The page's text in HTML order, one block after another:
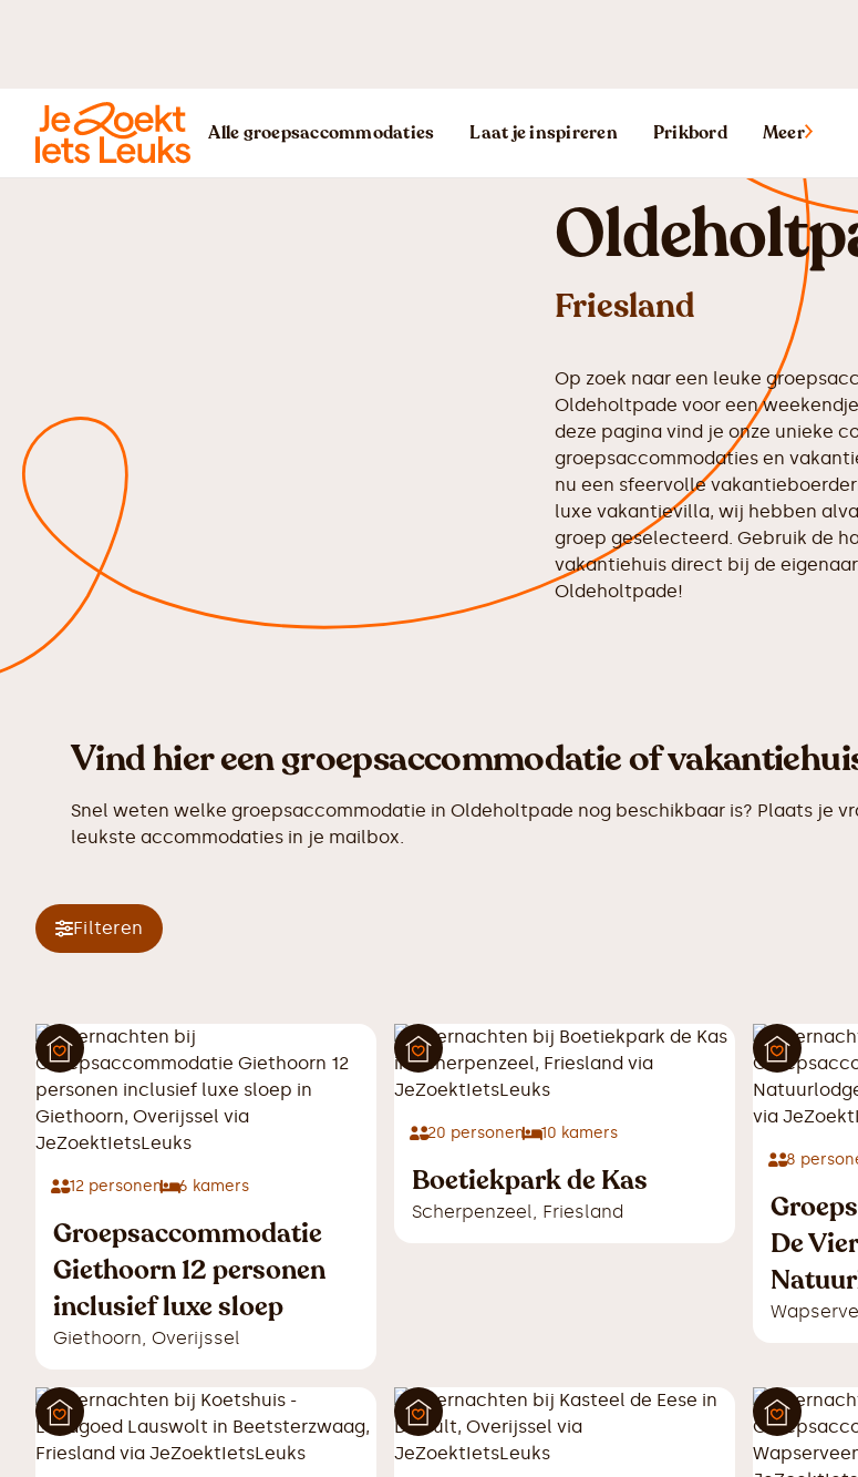
Alle groepsaccommodaties Laat je inspireren Prikbord Meer
Friesland
Op zoek naar een leuke
Oldeholtpade voor een
deze pagina vind je onze unieke
groepsaccommodaties en
nu een sfeervolle
luxe vakantievilla, wij hebben
groep geselecteerd. Gebruik de
vakantiehuis direct bij de
Oldeholtpade!
Vind hier een groepsaccommodatie of
Snel weten welke groepsaccommodatie in Oldeholtpade nog beschikbaar is? Plaats je
leukste accommodaties in je mailbox.
Filteren
12 personen 6 kamers
Groepsaccommodatie
Giethoorn 12 personen
inclusief luxe sloep
Giethoorn, Overijssel
20 personen 10 kamers
Boetiekpark de Kas
Scherpenzeel, Friesland
8
De